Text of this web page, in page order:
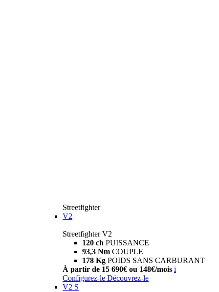
Streetfighter
V2
Streetfighter V2
120 ch PUISSANCE
93,3 Nm COUPLE
178 Kg POIDS SANS CARBURANT
À partir de 15 690€ ou 148€/mois i
Configurez-le Découvrez-le
V2 S